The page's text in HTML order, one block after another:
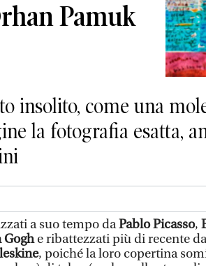
Pamuk
insolito, come una
la fotografia esatta,
a suo tempo daPablo Picasso,
Goghe ribattezzati più di recente
, poiché la loro copertina